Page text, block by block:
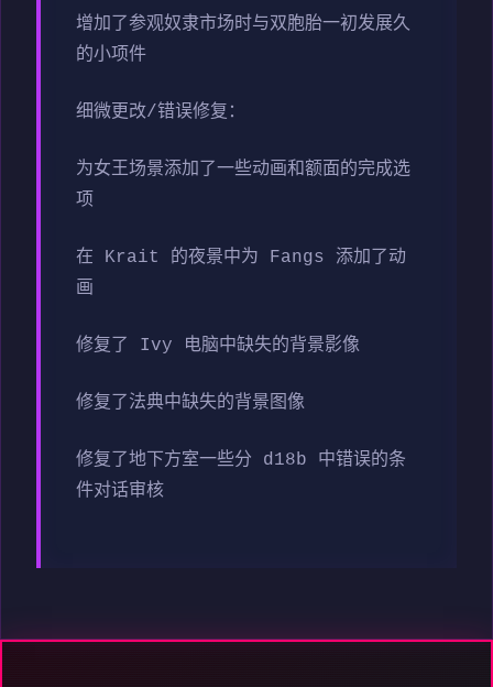
增加了参观奴隶市场时与双胞胎一初发展久
的小项件
细微更改/错误修复：
为女王场景添加了一些动画和额面的完成选
项
在 Krait 的夜景中为 Fangs 添加了动
画
修复了 Ivy 电脑中缺失的背景影像
修复了法典中缺失的背景图像
修复了地下方室一些分 d18b 中错误的条
件对话审核